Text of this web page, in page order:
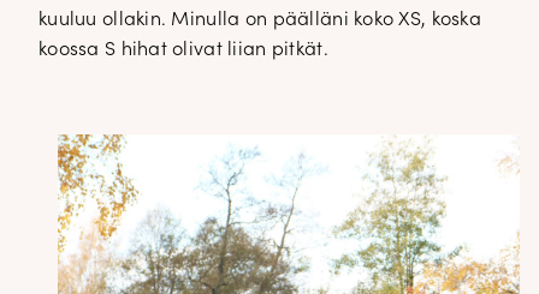
kuuluu ollakin. Minulla on päälläni koko XS, koska
koossa S hihat olivat liian pitkät.